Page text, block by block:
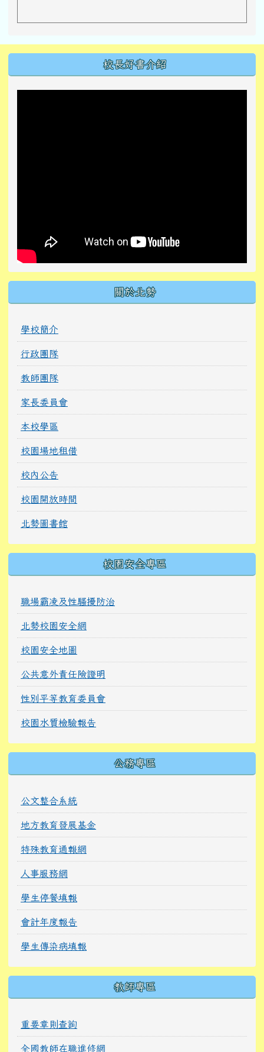
校長好書介紹
關於北勢
學校簡介
行政團隊
教師團隊
家長委員會
本校學區
校園場地租借
校內公告
校園開放時間
北勢圖書館
校園安全專區
職場霸凌及性騷擾防治
北勢校園安全網
校園安全地圖
公共意外責任險證明
性別平等教育委員會
校園水質檢驗報告
公務專區
公文整合系統
地方教育發展基金
特殊教育通報網
人事服務網
學生停餐填報
會計年度報告
學生傳染病填報
教師專區
重要章則查詢
全國教師在職進修網